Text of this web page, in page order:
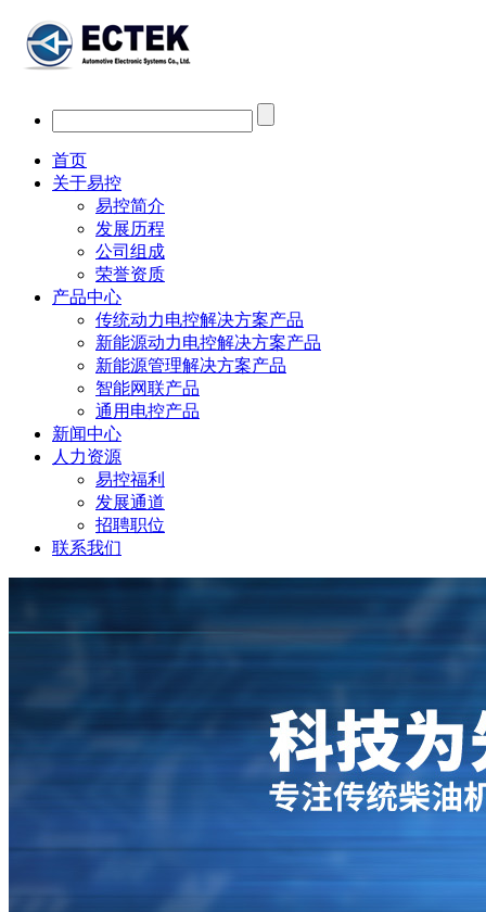
首页
关于易控
易控简介
发展历程
公司组成
荣誉资质
产品中心
传统动力电控解决方案产品
新能源动力电控解决方案产品
新能源管理解决方案产品
智能网联产品
通用电控产品
新闻中心
人力资源
易控福利
发展通道
招聘职位
联系我们